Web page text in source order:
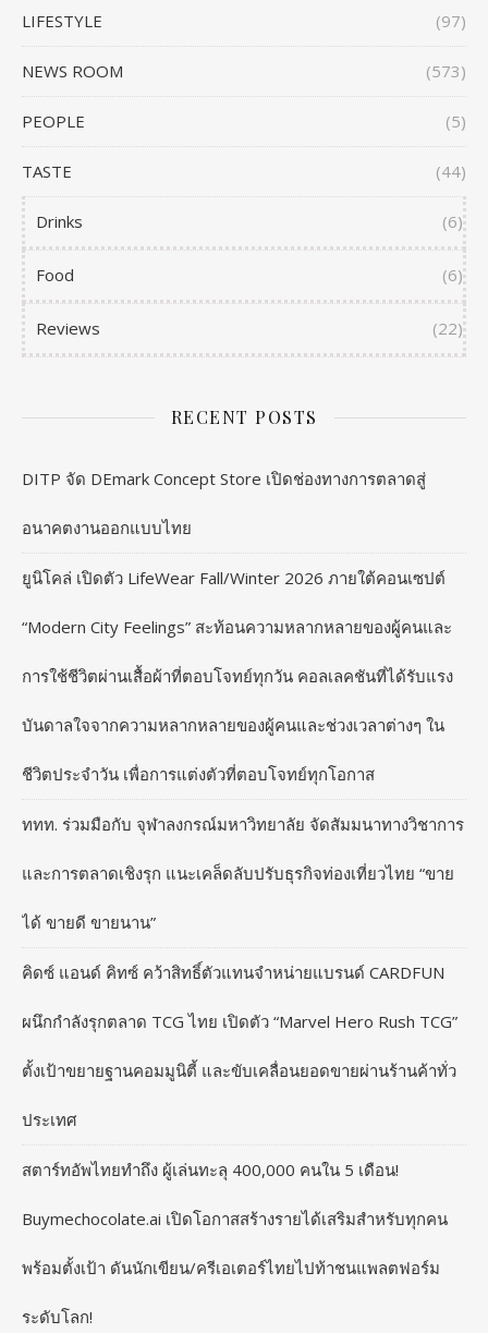
LIFESTYLE (97)
NEWS ROOM (573)
PEOPLE (5)
TASTE (44)
Drinks (6)
Food (6)
Reviews (22)
RECENT POSTS
DITP จัด DEmark Concept Store เปิดช่องทางการตลาดสู่
อนาคตงานออกแบบไทย
ยูนิโคล่ เปิดตัว LifeWear Fall/Winter 2026 ภายใต้คอนเซปต์
“Modern City Feelings” สะท้อนความหลากหลายของผู้คนและ
การใช้ชีวิตผ่านเสื้อผ้าที่ตอบโจทย์ทุกวัน คอลเลคชันที่ได้รับแรง
บันดาลใจจากความหลากหลายของผู้คนและช่วงเวลาต่างๆ ใน
ชีวิตประจำวัน เพื่อการแต่งตัวที่ตอบโจทย์ทุกโอกาส
ททท. ร่วมมือกับ จุฬาลงกรณ์มหาวิทยาลัย จัดสัมมนาทางวิชาการ
และการตลาดเชิงรุก แนะเคล็ดลับปรับธุรกิจท่องเที่ยวไทย “ขาย
ได้ ขายดี ขายนาน”
คิดซ์ แอนด์ คิทซ์ คว้าสิทธิ์ตัวแทนจำหน่ายแบรนด์ CARDFUN
ผนึกกำลังรุกตลาด TCG ไทย เปิดตัว “Marvel Hero Rush TCG”
ตั้งเป้าขยายฐานคอมมูนิตี้ และขับเคลื่อนยอดขายผ่านร้านค้าทั่ว
ประเทศ
สตาร์ทอัพไทยทำถึง ผู้เล่นทะลุ 400,000 คนใน 5 เดือน!
Buymechocolate.ai เปิดโอกาสสร้างรายได้เสริมสำหรับทุกคน
พร้อมตั้งเป้า ดันนักเขียน/ครีเอเตอร์ไทยไปท้าชนแพลตฟอร์ม
ระดับโลก!